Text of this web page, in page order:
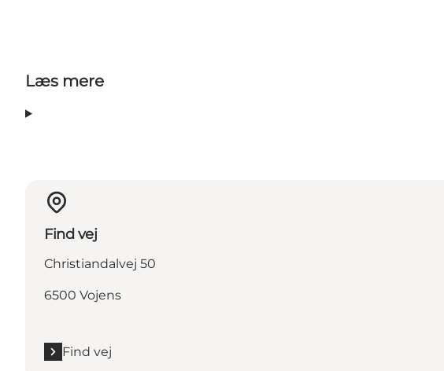
Læs mere
Find vej
Christiandalvej 50
6500 Vojens
Find vej